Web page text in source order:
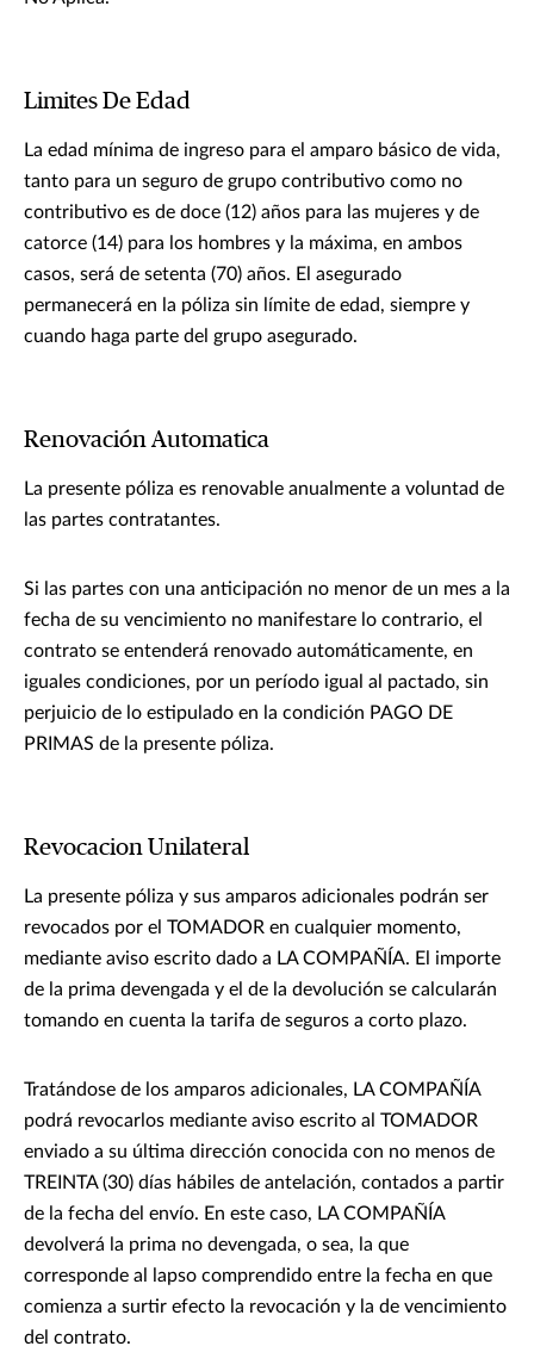
Limites De Edad
La edad mínima de ingreso para el amparo básico de vida,
tanto para un seguro de grupo contributivo como no
contributivo es de doce (12) años para las mujeres y de
catorce (14) para los hombres y la máxima, en ambos
casos, será de setenta (70) años. El asegurado
permanecerá en la póliza sin límite de edad, siempre y
cuando haga parte del grupo asegurado.
Renovación Automatica
La presente póliza es renovable anualmente a voluntad de
las partes contratantes.
Si las partes con una anticipación no menor de un mes a la
fecha de su vencimiento no manifestare lo contrario, el
contrato se entenderá renovado automáticamente, en
iguales condiciones, por un período igual al pactado, sin
perjuicio de lo estipulado en la condición PAGO DE
PRIMAS de la presente póliza.
Revocacion Unilateral
La presente póliza y sus amparos adicionales podrán ser
revocados por el TOMADOR en cualquier momento,
mediante aviso escrito dado a LA COMPAÑÍA. El importe
de la prima devengada y el de la devolución se calcularán
tomando en cuenta la tarifa de seguros a corto plazo.
Tratándose de los amparos adicionales, LA COMPAÑÍA
podrá revocarlos mediante aviso escrito al TOMADOR
enviado a su última dirección conocida con no menos de
TREINTA (30) días hábiles de antelación, contados a partir
de la fecha del envío. En este caso, LA COMPAÑÍA
devolverá la prima no devengada, o sea, la que
corresponde al lapso comprendido entre la fecha en que
comienza a surtir efecto la revocación y la de vencimiento
del contrato.